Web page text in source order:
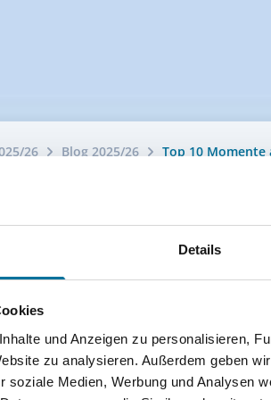
Details
und Anzeigen zu personalisieren,
zu analysieren. Außerdem geben
soziale Medien, Werbung und Analysen
26 Blog 2025/26 Top 10 Momente